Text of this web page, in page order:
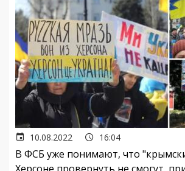
10.08.2022 16:04
В ФСБ уже понимают, что